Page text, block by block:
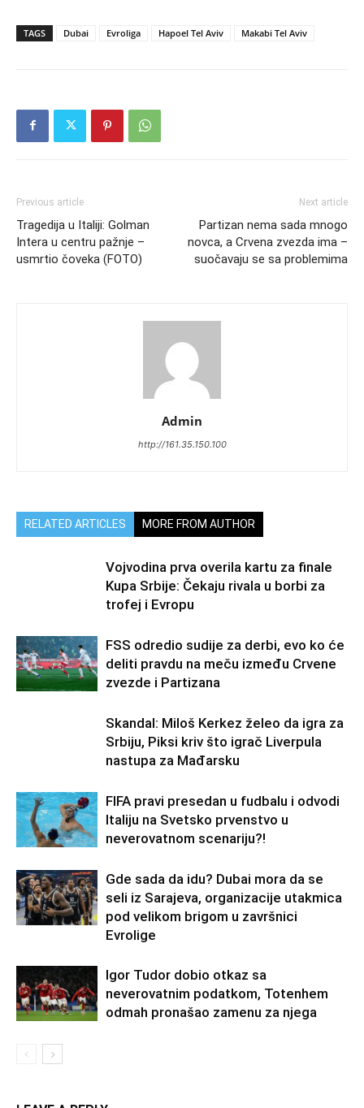
TAGS Dubai Evroliga Hapoel Tel Aviv Makabi Tel Aviv
Previous article
Tragedija u Italiji: Golman
Intera u centru pažnje –
usmrtio čoveka (FOTO)
Next article
Partizan nema sada mnogo
novca, a Crvena zvezda ima –
suočavaju se sa problemima
Admin
http://161.35.150.100
RELATED ARTICLES MORE FROM AUTHOR
Vojvodina prva overila kartu za finale
Kupa Srbije: Čekaju rivala u borbi za
trofej i Evropu
FSS odredio sudije za derbi, evo ko će
deliti pravdu na meču između Crvene
zvezde i Partizana
Skandal: Miloš Kerkez želeo da igra za
Srbiju, Piksi kriv što igrač Liverpula
nastupa za Mađarsku
FIFA pravi presedan u fudbalu i odvodi
Italiju na Svetsko prvenstvo u
neverovatnom scenariju?!
Gde sada da idu? Dubai mora da se
seli iz Sarajeva, organizacije utakmica
pod velikom brigom u završnici
Evrolige
Igor Tudor dobio otkaz sa
neverovatnim podatkom, Totenhem
odmah pronašao zamenu za njega